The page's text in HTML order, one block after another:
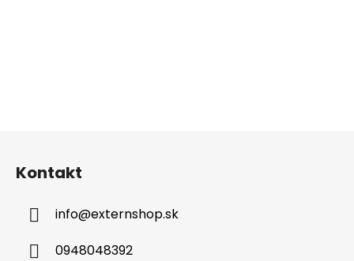
Kontakt
info@externshop.sk
0948048392